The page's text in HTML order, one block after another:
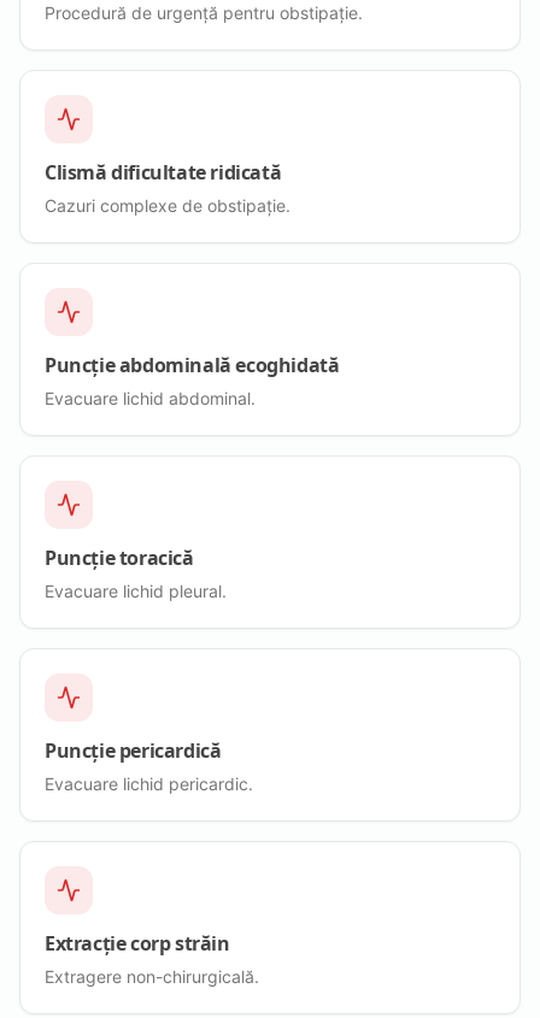
Procedură de urgență pentru obstipație.
Clismă dificultate ridicată
Cazuri complexe de obstipație.
Puncție abdominală ecoghidată
Evacuare lichid abdominal.
Puncție toracică
Evacuare lichid pleural.
Puncție pericardică
Evacuare lichid pericardic.
Extracție corp străin
Extragere non-chirurgicală.